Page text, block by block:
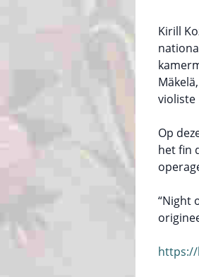
Kirill
violiste
Op
het fin
“Night